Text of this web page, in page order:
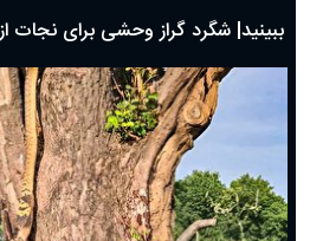
ببینید| شگرد گراز وحشی برای نجات